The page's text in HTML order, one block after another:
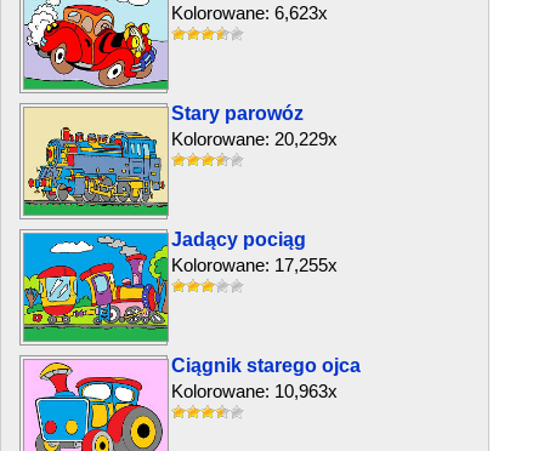
Kolorowane: 6,623x
Stary parowóz
Kolorowane: 20,229x
Jadący pociąg
Kolorowane: 17,255x
Ciągnik starego ojca
Kolorowane: 10,963x